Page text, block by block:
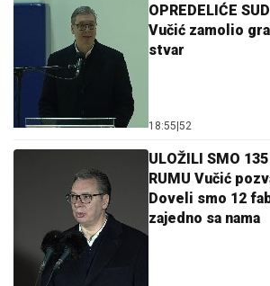
OPREDELIĆE
Vučić zamolio
stvar
18:55|52
ULOŽILI SMO
RUMU Vučić
Doveli smo 12
zajedno sa nama